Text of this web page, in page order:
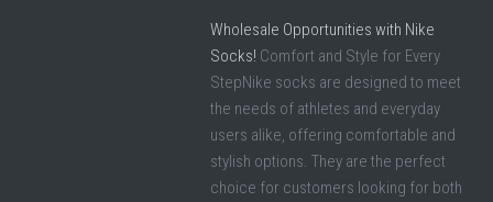
Wholesale Opportunities with Nike
Socks! Comfort and Style for Every
StepNike socks are designed to meet
the needs of athletes and everyday
users alike, offering comfortable and
stylish options. They are the perfect
choice for customers looking for both